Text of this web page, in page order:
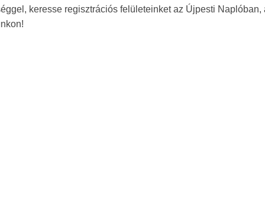
keresse regisztrációs felületeinket az Újpesti Naplóban,